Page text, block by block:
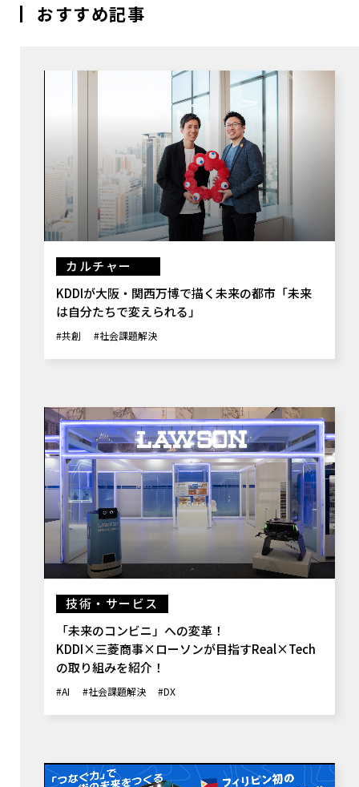
おすすめ記事
カルチャー
KDDIが大阪・関西万博で描く未来の都市「未来
は自分たちで変えられる」
#共創 #社会課題解決
技術・サービス
「未来のコンビニ」への変革！
KDDI×三菱商事×ローソンが目指すReal×Tech
の取り組みを紹介！
#AI #社会課題解決 #DX